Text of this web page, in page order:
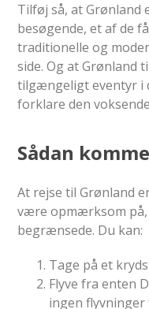
Tilføj så, at Grønland
besøgende, et af de
traditionelle og
side. Og at Grønland
tilgængeligt eventyr i
forklare den
Sådan
At rejse til Grønland
være opmærksom
begrænsede. Du kan:
Tage på et
Flyve fra enten
ingen